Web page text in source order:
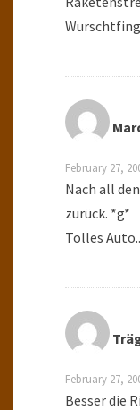
February 27,
Nach all
zurück. *g*
Tolles
February 27,
Besser die